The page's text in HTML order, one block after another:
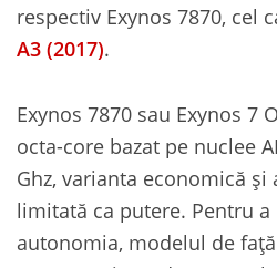
respectiv Exynos 7870, cel
A3 (2017).
Exynos 7870 sau Exynos 7
octa-core bazat pe nuclee
Ghz, varianta economică
limitată ca putere. Pentru
autonomia, modelul de